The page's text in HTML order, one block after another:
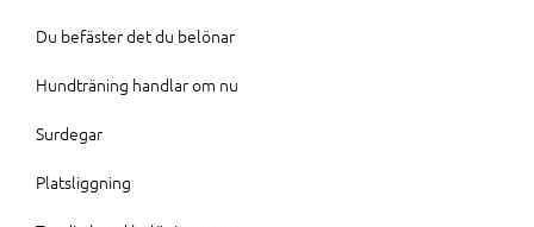
Du befäster det du belönar
Hundträning handlar om nu
Surdegar
Platsliggning